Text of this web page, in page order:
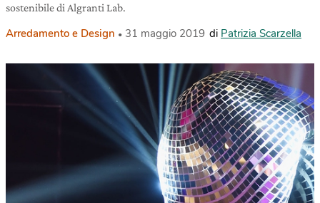
sostenibile di Algranti Lab.
Arredamento e Design 31 maggio 2019 di Patrizia Scarzella